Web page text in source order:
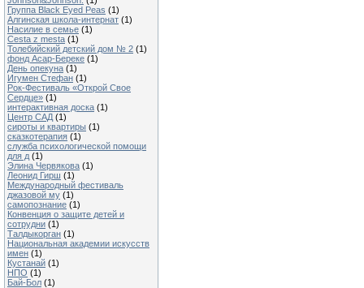
Группа Black Eyed Peas (1)
Алгинская школа-интернат (1)
Насилие в семье (1)
Cesta z mesta (1)
Толебийский детский дом № 2 (1)
фонд Асар-Береке (1)
День опекуна (1)
Игумен Стефан (1)
Рок-Фестиваль «Открой Свое
Сердце» (1)
интерактивная доска (1)
Центр САД (1)
сироты и квартиры (1)
сказкотерапия (1)
служба психологической помощи
для д (1)
Элина Червякова (1)
Леонид Гирш (1)
Международный фестиваль
джазовой му (1)
самопознание (1)
Конвенция о защите детей и
сотрудни (1)
Талдыкорган (1)
Национальная академии искусств
имен (1)
Кустанай (1)
НПО (1)
Бай-Бол (1)